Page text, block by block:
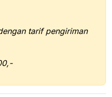
tarif pengiriman